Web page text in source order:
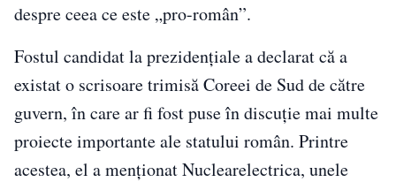
despre ceea ce este „pro-român”.
Fostul candidat la prezidențiale a declarat că a
existat o scrisoare trimisă Coreei de Sud de către
guvern, în care ar fi fost puse în discuție mai multe
proiecte importante ale statului român. Printre
acestea, el a menționat Nuclearelectrica, unele